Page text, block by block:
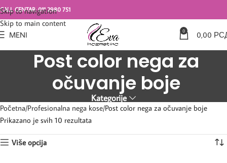
Skip to navigation
Skip to main content
CALL CENTAR: 011 2980 751
MENI 0 0,00
Post color nega za
očuvanje boje
Kategorije
Početna Profesionalna nega kose Post color nega za očuvanje boje
Prikazano je svih 10 rezultata
Više opcija